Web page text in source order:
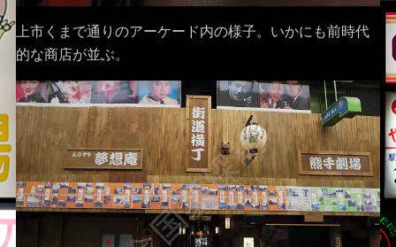
上市くまで通りのアーケード内の様子。いかにも前時代
的な商店が並ぶ。